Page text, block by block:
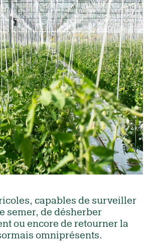
capables de surveiller
semer, de désherber
ou encore de retourner la
omniprésents.